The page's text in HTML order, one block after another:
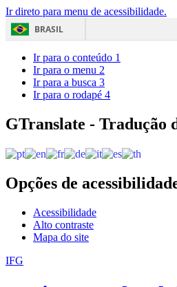
Ir direto para menu de acessibilidade.
BRASIL
Ir para o conteúdo 1
Ir para o menu 2
Ir para a busca 3
Ir para o rodapé 4
GTranslate - Tradução
Opções de
Acessibilidade
Alto contraste
Mapa do site
IFG